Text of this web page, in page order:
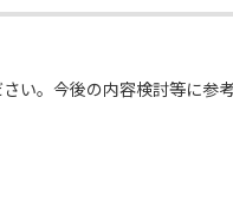
い。今後の内容検討等に参